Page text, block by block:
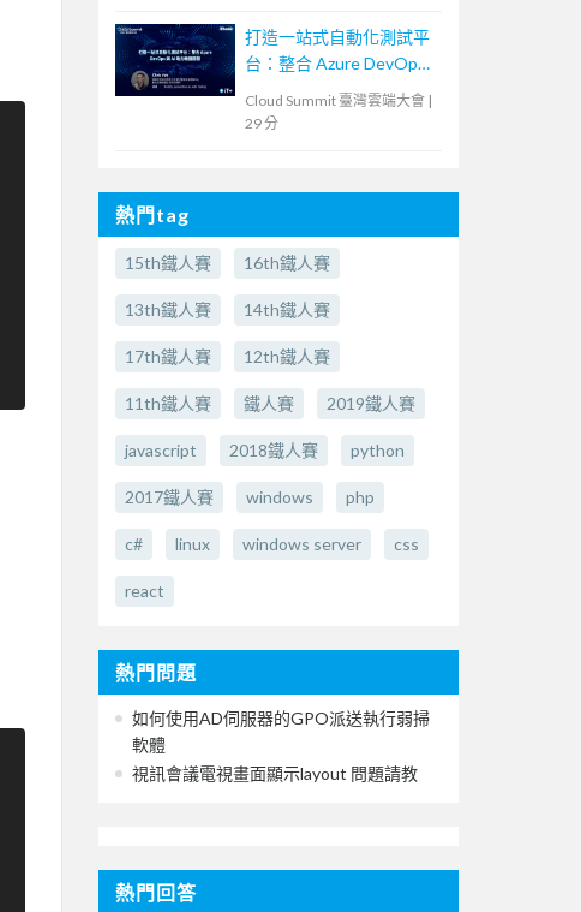
打造一站式自動化測試平
台：整合 Azure DevOps
與 AI 助力敏捷開發
Cloud Summit 臺灣雲端大會 |
29 分
熱門tag
15th鐵人賽 16th鐵人賽
13th鐵人賽 14th鐵人賽
17th鐵人賽 12th鐵人賽
11th鐵人賽 鐵人賽 2019鐵人賽
javascript 2018鐵人賽 python
2017鐵人賽 windows php
c# linux windows server css
react
熱門問題
如何使用AD伺服器的GPO派送執行弱掃
軟體
視訊會議電視畫面顯示layout 問題請教
熱門回答